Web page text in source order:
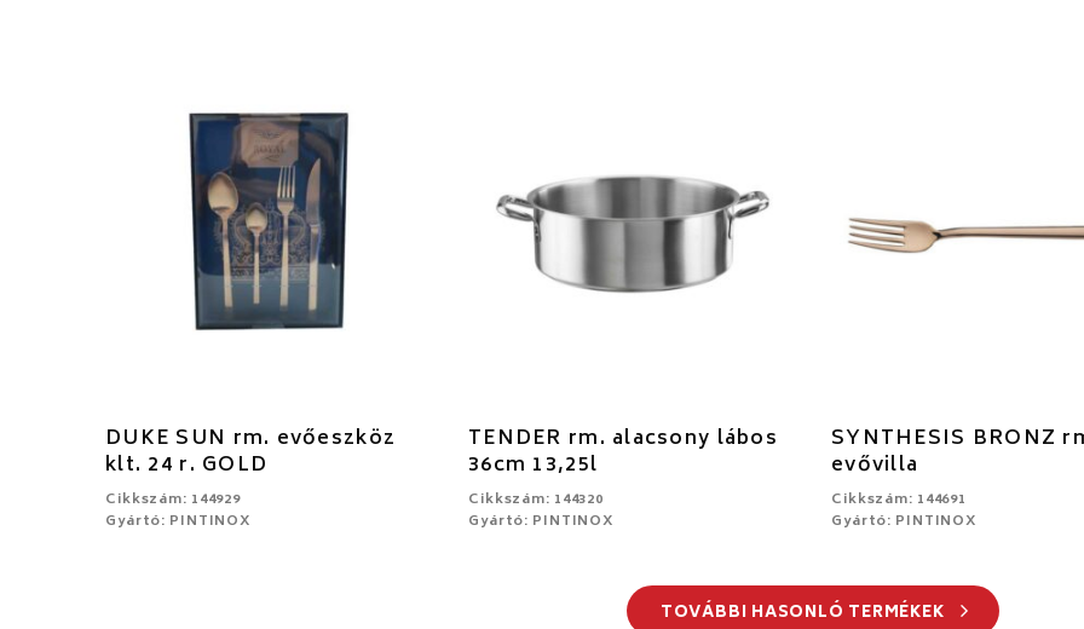
DUKE SUN rm. evőeszköz
klt. 24 r. GOLD
Cikkszám: 144929
Gyártó: PINTINOX
TENDER rm. alacsony lábos
36cm 13,25l
Cikkszám: 144320
Gyártó: PINTINOX
SYNTHESIS BRONZ
evővilla
Cikkszám: 144691
Gyártó: PINTINOX
TOVÁBBI HASONLÓ TERMÉKEK